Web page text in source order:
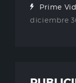
Prime
diciembre